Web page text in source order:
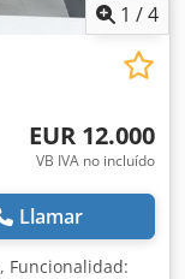
1 /4
EUR 12.000
VB IVA no incluído
Llamar
, Funcionalidad: